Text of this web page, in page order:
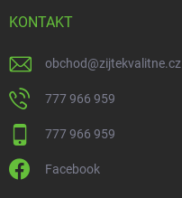
KONTAKT
obchod@zijtekvalitne.cz
777 966 959
777 966 959
Facebook